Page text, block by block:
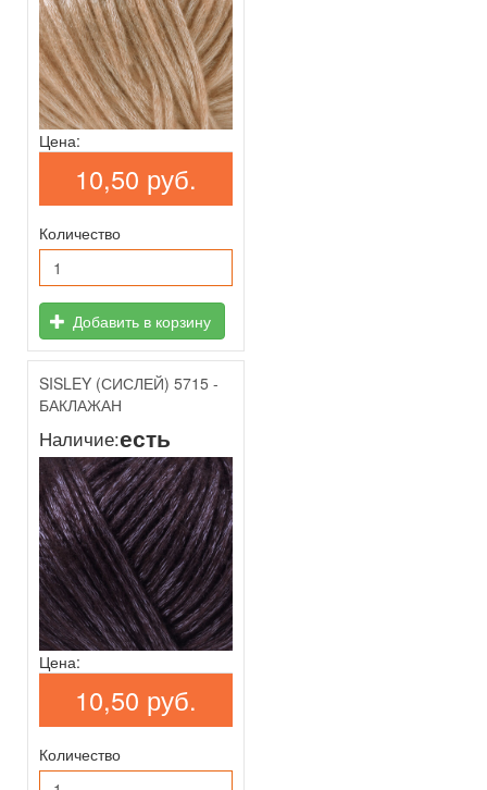
Цена:
10,50 руб.
Количество
Добавить в корзину
SISLEY (СИСЛЕЙ) 5715 -
БАКЛАЖАН
Наличие:есть
Цена:
10,50 руб.
Количество